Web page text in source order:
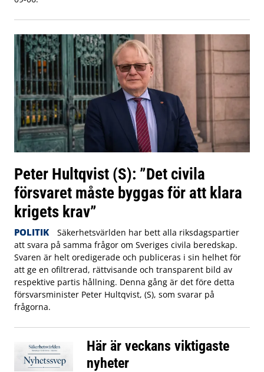
Peter Hultqvist (S): ”Det civila
försvaret måste byggas för att klara
krigets krav”
POLITIK
Säkerhetsvärlden har bett alla riksdagspartier
att svara på samma frågor om Sveriges civila beredskap.
Svaren är helt oredigerade och publiceras i sin helhet för
att ge en ofiltrerad, rättvisande och transparent bild av
respektive partis hållning. Denna gång är det före detta
försvarsminister Peter Hultqvist, (S), som svarar på
frågorna.
Här är veckans viktigaste
nyheter